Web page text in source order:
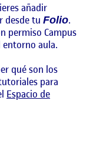
añadir
desde tu Folio.
permiso Campus
entorno aula.
qué son los
para
Espacio de